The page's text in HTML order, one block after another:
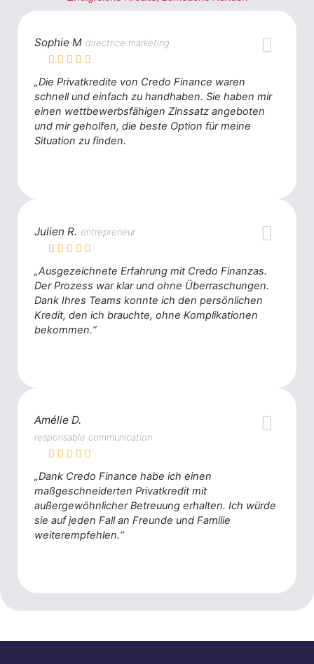
Sophie M directrice marketing
„Die Privatkredite von Credo Finance waren
schnell und einfach zu handhaben. Sie haben mir
einen wettbewerbsfähigen Zinssatz angeboten
und mir geholfen, die beste Option für meine
Situation zu finden.
Julien R. entrepreneur
„Ausgezeichnete Erfahrung mit Credo Finanzas.
Der Prozess war klar und ohne Überraschungen.
Dank Ihres Teams konnte ich den persönlichen
Kredit, den ich brauchte, ohne Komplikationen
bekommen.“
Amélie D.
responsable communication
„Dank Credo Finance habe ich einen
maßgeschneiderten Privatkredit mit
außergewöhnlicher Betreuung erhalten. Ich würde
sie auf jeden Fall an Freunde und Familie
weiterempfehlen.“